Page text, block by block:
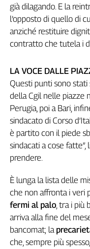
La
settimana
Collettiva
Girasoli
Linea
Economica
It
Easy
Inserti
Idea
InFlai
Le
trasmissioni
tv
Work
già dilagando. E la
l’opposto di quello di
anziché restituire
contratto che tutela i
LA VOCE DALLE
Questi punti sono
della Cgil nelle piazze
Perugia, poi a Bari,
sindacato di Corso
è partito con il piede
sindacati a cose
prendere.
È lunga la lista delle
che non affronta i veri
fermi al palo, tra i più
arriva alla fine del
bancomat; la
che, sempre più